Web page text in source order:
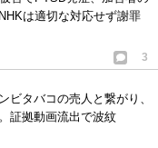
は適切な対応せず謝罪
3
ビタバコの売人と繋がり、
証拠動画流出で波紋